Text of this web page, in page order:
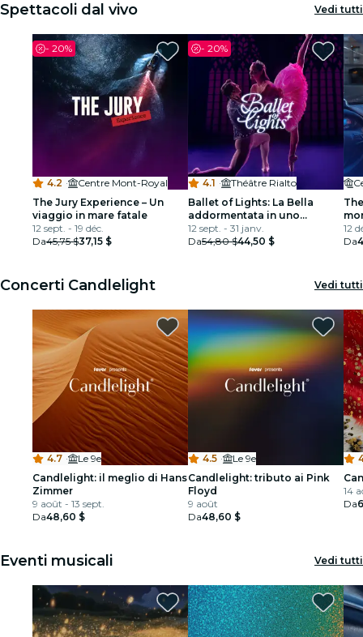
Spettacoli dal vivo Vedi tutti
- 20%
4.2 ·
Centre Mont-Royal
The Jury Experience – Un
viaggio in mare fatale
12 sept. - 19 déc.
Da45,75 $37,15 $
- 20%
4.1 ·
Théâtre Rialto
Ballet of Lights: La Bella
addormentata in uno
spettacolo scintillante
12 sept. - 31 janv.
Da54,80 $44,50 $
12
Da
Concerti Candlelight Vedi tutti
4.7 ·
Le 9e
Candlelight: il meglio di Hans
Zimmer
9 août - 13 sept.
Da48,60 $
4.5 ·
Le 9e
Candlelight: tributo ai Pink
Floyd
9 août
Da48,60 $
14
Da
Eventi musicali Vedi tutti